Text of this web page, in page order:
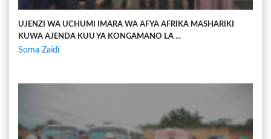
UJENZI WA UCHUMI IMARA WA AFYA AFRIKA MASHARIKI
KUWA AJENDA KUU YA KONGAMANO LA ...
Soma Zaidi